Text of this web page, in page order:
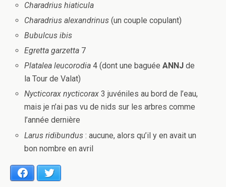
Charadrius hiaticula
Charadrius alexandrinus(un couple copulant)
Bubulcus ibis
Egretta garzetta 7
Platalea leucorodia4 (dont une baguéeANNJde
la Tour de Valat)
Nycticorax nycticorax 3 juvéniles au bord de l’eau,
mais je n’ai pas vu de nids sur les arbres comme
l’année dernière
Larus ridibundus: aucune, alors qu’il y en avait un
bon nombre en avril
Facebook